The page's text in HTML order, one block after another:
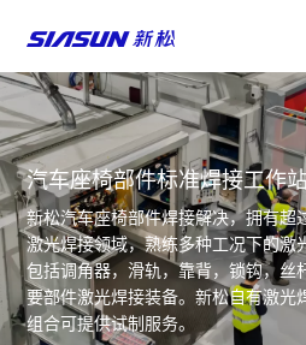
汽车座椅部件标准焊接工作
新松汽车座椅部件焊接解决，拥有超
激光焊接领域，熟练多种工况下的激
包括调角器，滑轨，靠背，锁钩，丝
要部件激光焊接装备。新松自有激光
组合可提供试制服务。